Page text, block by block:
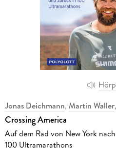
Jonas Deichmann, Martin Waller,
Crossing America
Auf dem Rad von New York
100 Ultramarathons